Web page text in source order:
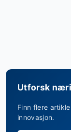
Utforsk
Finn flere
innovasjon.